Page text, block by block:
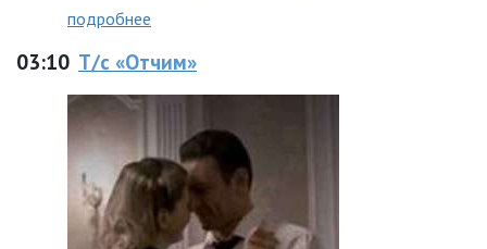
подробнее
03:10 Т/с «Отчим»